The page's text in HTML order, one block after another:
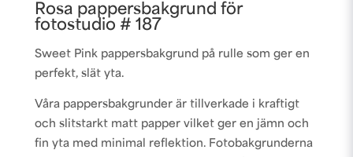
Rosa pappersbakgrund för
fotostudio # 187
Sweet Pink pappersbakgrund på rulle som ger en
perfekt, slät yta.
Våra pappersbakgrunder är tillverkade i kraftigt
och slitstarkt matt papper vilket ger en jämn och
fin yta med minimal reflektion. Fotobakgrunderna